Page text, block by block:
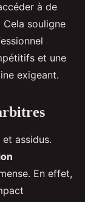
à de
souligne
et une
exigeant.
assidus.
En effet,